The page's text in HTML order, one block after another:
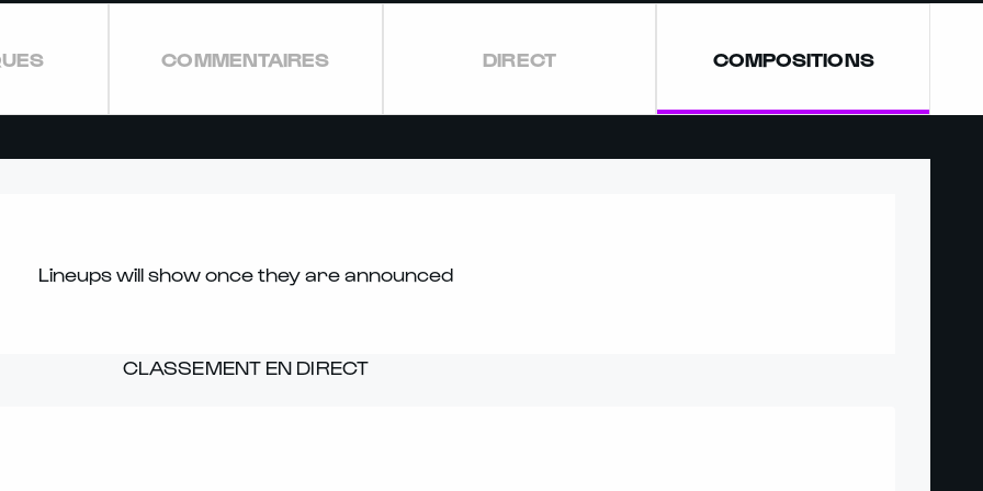
COMMENTAIRES DIRECT COMPOSITIONS
Lineups will show once they are announced
CLASSEMENT EN DIRECT